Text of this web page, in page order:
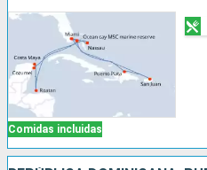
Comidas incluidas